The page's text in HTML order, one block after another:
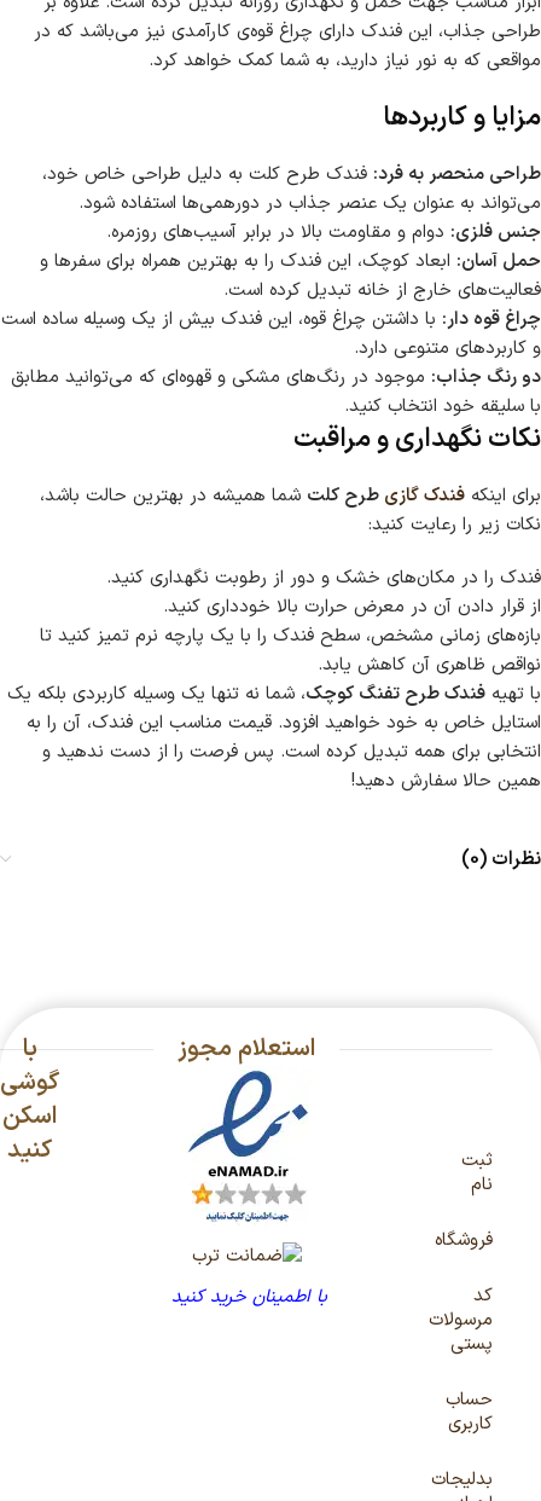
طراحی جذاب، این فندک دارای چراغ قوه‌ی کارآمدی نیز می‌باشد که در
مواقعی که به نور نیاز دارید، به شما کمک خواهد کرد.
مزایا و کاربردها
طراحی منحصر به فرد: فندک طرح کلت به دلیل طراحی خاص خود،
می‌تواند به عنوان یک عنصر جذاب در دورهمی‌ها استفاده شود.
جنس فلزی: دوام و مقاومت بالا در برابر آسیب‌های روزمره.
حمل آسان: ابعاد کوچک، این فندک را به بهترین همراه برای سفرها و
فعالیت‌های خارج از خانه تبدیل کرده است.
چراغ قوه دار: با داشتن چراغ قوه، این فندک بیش از یک وسیله ساده است
و کاربردهای متنوعی دارد.
دو رنگ جذاب: موجود در رنگ‌های مشکی و قهوه‌ای که می‌توانید مطابق
با سلیقه خود انتخاب کنید.
نکات نگهداری و مراقبت
برای اینکه فندک گازی طرح کلت شما همیشه در بهترین حالت باشد،
نکات زیر را رعایت کنید:
فندک را در مکان‌های خشک و دور از رطوبت نگهداری کنید.
از قرار دادن آن در معرض حرارت بالا خودداری کنید.
بازه‌های زمانی مشخص، سطح فندک را با یک پارچه نرم تمیز کنید تا
نواقص ظاهری آن کاهش یابد.
با تهیه فندک طرح تفنگ کوچک، شما نه تنها یک وسیله کاربردی بلکه یک
استایل خاص به خود خواهید افزود. قیمت مناسب این فندک، آن را به
انتخابی برای همه تبدیل کرده است. پس فرصت را از دست ندهید و
همین حالا سفارش دهید!
نظرات (0)
ثبت
نام
فروشگاه
کد
مرسولات
پستی
حساب
کاربری
بدلیجات
استعلام مجوز
با اطمینان خرید کنید
با
گوشی
اسکن
کنید